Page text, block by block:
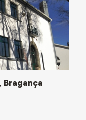
Bragança